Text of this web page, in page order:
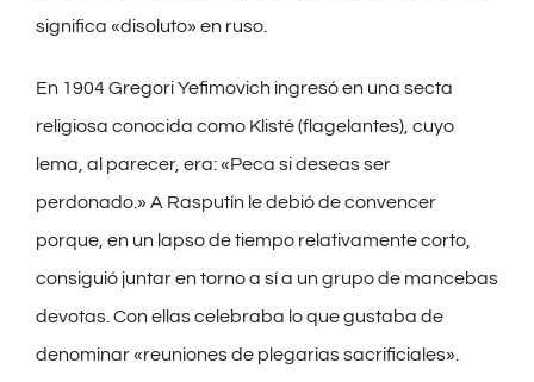
significa «disoluto» en ruso.
En 1904 Gregori Yefimovich ingresó en una secta
religiosa conocida como Klisté (flagelantes), cuyo
lema, al parecer, era: «Peca si deseas ser
perdonado.» A Rasputín le debió de convencer
porque, en un lapso de tiempo relativamente corto,
consiguió juntar en torno a sí a un grupo de mancebas
devotas. Con ellas celebraba lo que gustaba de
denominar «reuniones de plegarias sacrificiales».